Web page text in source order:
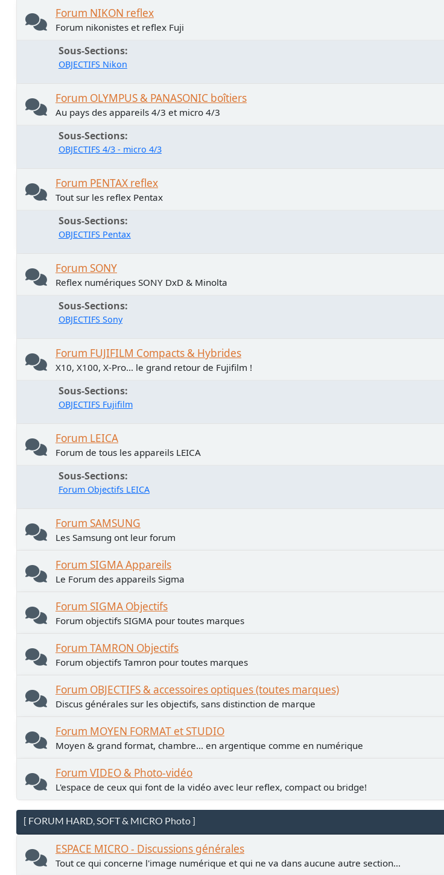
Forum NIKON reflex
Forum nikonistes et reflex Fuji
Sous-Sections
OBJECTIFS Nikon
Forum OLYMPUS & PANASONIC boîtiers
Au pays des appareils 4/3 et micro 4/3
Sous-Sections
OBJECTIFS 4/3 - micro 4/3
Forum PENTAX reflex
Tout sur les reflex Pentax
Sous-Sections
OBJECTIFS Pentax
Forum SONY
Reflex numériques SONY DxD & Minolta
Sous-Sections
OBJECTIFS Sony
Forum FUJIFILM Compacts & Hybrides
X10, X100, X-Pro... le grand retour de Fujifilm !
Sous-Sections
OBJECTIFS Fujifilm
Forum LEICA
Forum de tous les appareils LEICA
Sous-Sections
Forum Objectifs LEICA
Forum SAMSUNG
Les Samsung ont leur forum
Forum SIGMA Appareils
Le Forum des appareils Sigma
Forum SIGMA Objectifs
Forum objectifs SIGMA pour toutes marques
Forum TAMRON Objectifs
Forum objectifs Tamron pour toutes marques
Forum OBJECTIFS & accessoires optiques (toutes marques)
Discus générales sur les objectifs, sans distinction de marque
Forum MOYEN FORMAT et STUDIO
Moyen & grand format, chambre... en argentique comme en numérique
Forum VIDEO & Photo-vidéo
L'espace de ceux qui font de la vidéo avec leur reflex, compact ou bridge!
[ FORUM HARD, SOFT & MICRO Photo ]
ESPACE MICRO - Discussions générales
Tout ce qui concerne l'image numérique et qui ne va dans aucune autre section...